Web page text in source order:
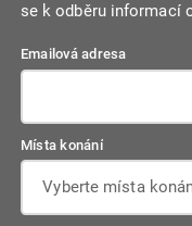
se k odběru informací
Emailová adresa
Místa konání
Vyberte místa